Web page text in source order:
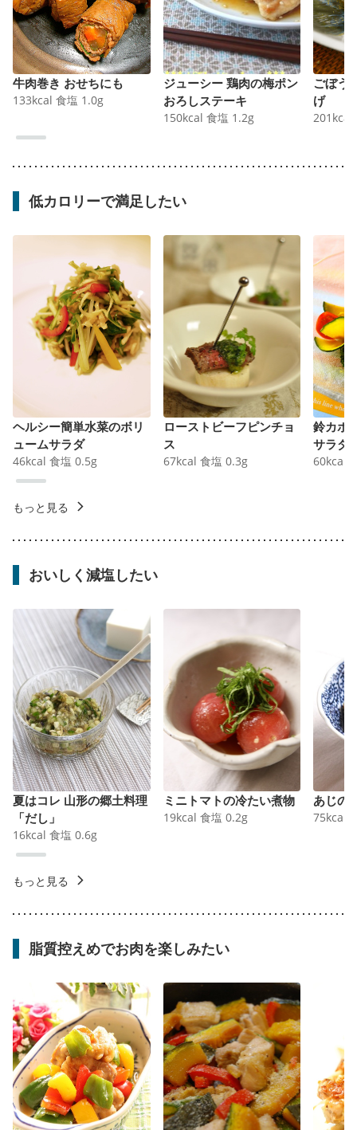
牛肉巻き おせちにも
133kcal 食塩 1.0g
ジューシー 鶏肉の梅ポン
おろしステーキ
150kcal 食塩 1.2g
ごぼう
げ
201 kcal
低カロリーで満足したい
ヘルシー簡単水菜のボリ
ュームサラダ
46kcal 食塩 0.5g
ローストビーフピンチョ
ス
67kcal 食塩 0.3g
鈴カボ
サラダ
60kcal
もっと見る
おいしく減塩したい
夏はコレ 山形の郷土料理
「だし」
16kcal 食塩 0.6g
ミニトマトの冷たい煮物
19kcal 食塩 0.2g
あじの
75kcal
もっと見る
脂質控えめでお肉を楽しみたい